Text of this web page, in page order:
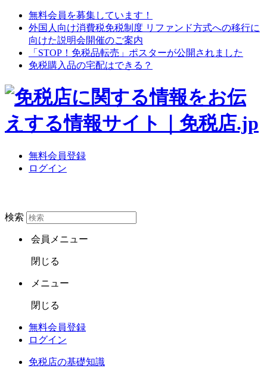
無料会員を募集しています！
外国人向け消費税免税制度 リファンド方式への移行に
向けた説明会開催のご案内
「STOP！免税品転売」ポスターが公開されました
免税購入品の宅配はできる？
無料会員登録
ログイン
検索
会員メニュー
閉じる
メニュー
閉じる
無料会員登録
ログイン
免税店の基礎知識